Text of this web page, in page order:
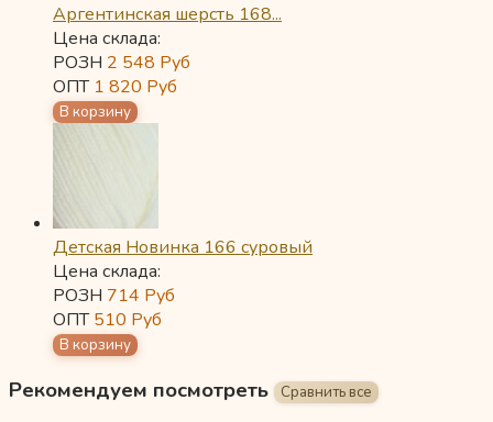
Аргентинская шерсть 168...
Цена склада:
РОЗН 2 548 Руб
ОПТ 1 820 Руб
Детская Новинка 166 суровый
Цена склада:
РОЗН 714 Руб
ОПТ510 Руб
Рекомендуем посмотреть